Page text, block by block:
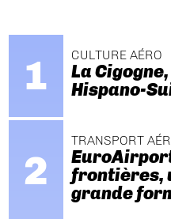
CULTURE AÉRO
La
Hispano-
TRANSPORT
frontières,
grande